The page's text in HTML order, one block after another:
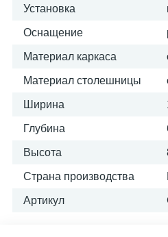
Установка
Оснащение
Материал каркаса
Материал столешницы
Ширина
Глубина
Высота
Страна производства
Артикул